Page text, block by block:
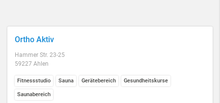
Ortho Aktiv
Hammer Str. 23-25
59227 Ahlen
Fitnessstudio Sauna Gerätebereich Gesundheitskurse
Saunabereich